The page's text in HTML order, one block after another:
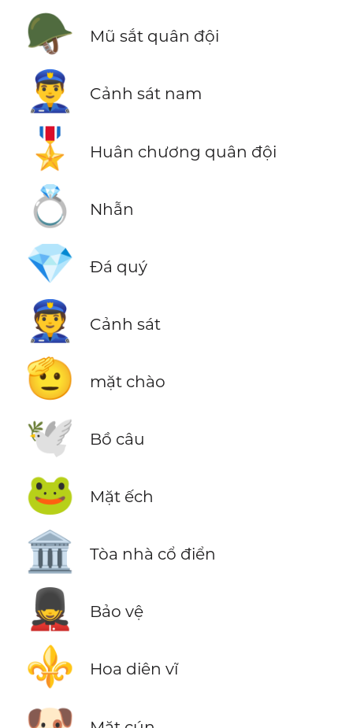
🪖 Mũ sắt quân đội
👮‍♂️ Cảnh sát nam
🎖️ Huân chương quân đội
💍 Nhẫn
💎 Đá quý
👮 Cảnh sát
🫡 mặt chào
🕊️ Bồ câu
🐸 Mặt ếch
🏛️ Tòa nhà cổ điển
💂 Bảo vệ
⚜️ Hoa diên vĩ